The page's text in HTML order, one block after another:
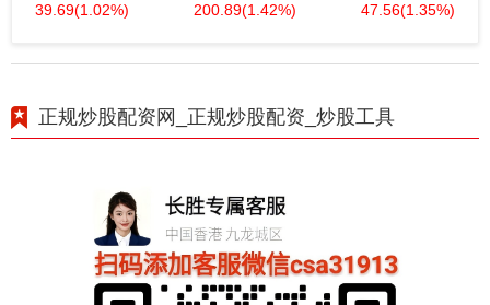
39.69(1.02%) 200.89(1.42%) 47.56(1.35%)
正规炒股配资网_正规炒股配资_炒股工具